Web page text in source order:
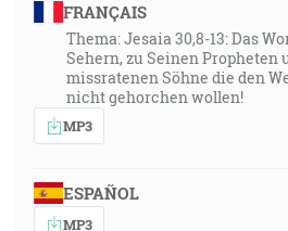
FRANÇAIS
Thema: Jesaia 30,8-13: Das
Sehern, zu Seinen Propheten
missratenen Söhne die den
nicht gehorchen wollen!
MP3
ESPAÑOL
MP3